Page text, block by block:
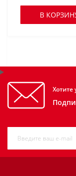
В
Хотите